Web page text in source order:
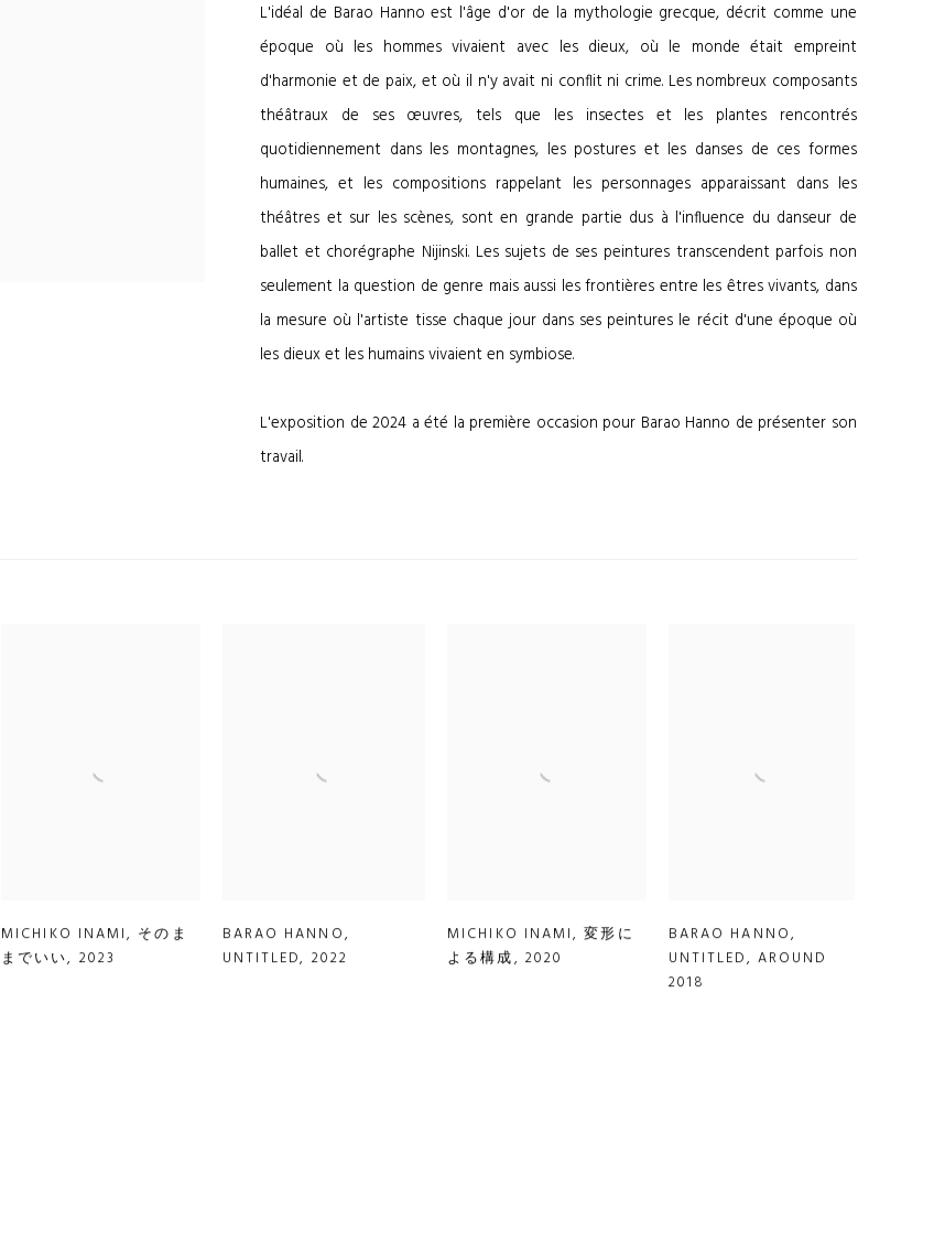
L'idéal de Barao Hanno est l'âge d'or de la mythologie grecque, décrit comme une
époque où les hommes vivaient avec les dieux, où le monde était empreint
d'harmonie et de paix, et où il n'y avait ni conflit ni crime. Les nombreux composants
théâtraux de ses œuvres, tels que les insectes et les plantes rencontrés
quotidiennement dans les montagnes, les postures et les danses de ces formes
humaines, et les compositions rappelant les personnages apparaissant dans les
théâtres et sur les scènes, sont en grande partie dus à l'influence du danseur de
ballet et chorégraphe Nijinski. Les sujets de ses peintures transcendent parfois non
seulement la question de genre mais aussi les frontières entre les êtres vivants, dans
la mesure où l'artiste tisse chaque jour dans ses peintures le récit d'une époque où
les dieux et les humains vivaient en symbiose.
L'exposition de 2024 a été la première occasion pour Barao Hanno de présenter son
travail.
MICHIKO INAMI, そのま
までいい, 2023
BARAO HANNO,
UNTITLED, 2022
MICHIKO INAMI,変形に
よる構成, 2020
BARAO HANNO,
UNTITLED, AROUND
2018